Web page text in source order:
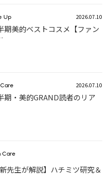
Up 2026.07.10
期美的ベストコスメ【ファン
2026.07.10
期・美的GRAND読者のリア
Care
新先生が解説】ハチミツ研究＆